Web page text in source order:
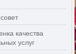
качества
услуг